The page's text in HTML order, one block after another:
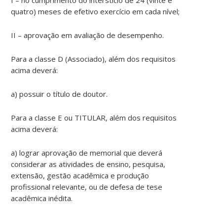
quatro) meses de efetivo exercício em cada nível;
II – aprovação em avaliação de desempenho.
Para a classe D (Associado), além dos requisitos
acima deverá:
a) possuir o título de doutor.
Para a classe E ou TITULAR, além dos requisitos
acima deverá:
a) lograr aprovação de memorial que deverá
considerar as atividades de ensino, pesquisa,
extensão, gestão acadêmica e produção
profissional relevante, ou de defesa de tese
acadêmica inédita.